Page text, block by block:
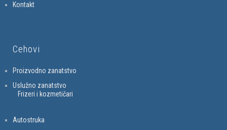
Kontakt
Cehovi
Proizvodno zanatstvo
Uslužno zanatstvo
Frizeri i kozmetičari
Autostruka